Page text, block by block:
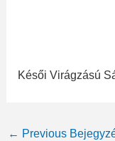
Késői Virágzású
Post
← Previous